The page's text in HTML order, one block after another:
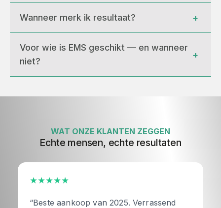
Wanneer merk ik resultaat? +
Voor wie is EMS geschikt — en wanneer
niet?
+
WAT ONZE KLANTEN ZEGGEN
Echte mensen, echte resultaten
★★★★★
“Beste aankoop van 2025. Verrassend